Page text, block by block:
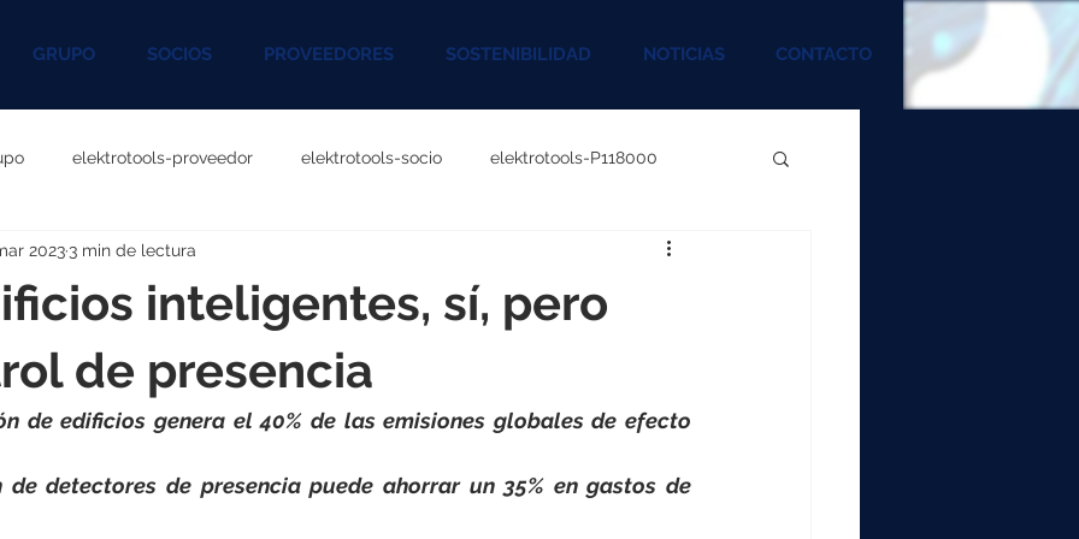
GRUPO SOCIOS PROVEEDORES SOSTENIBILIDAD NOTICIAS CONTACTO
elektrotools-proveedor elektrotools-socio elektrotools-P118000
P060000 elektrotools-P027000
P096000 elektrotools-P041000
P046000
inteligentes, sí, pero
de presencia
2023 3 min de lectura
de edificios genera el 40% de las emisiones globales de efecto
de detectores de presencia puede ahorrar un 35% en gastos de